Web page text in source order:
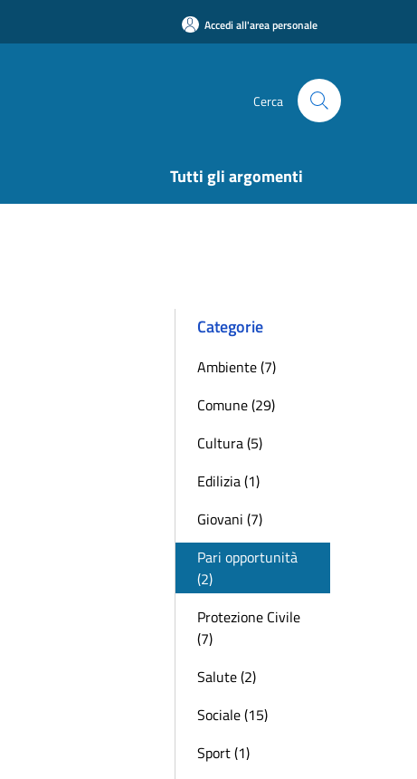
Accedi all'area personale
Cerca
Tutti gli argomenti
Categorie
Ambiente (7)
Comune (29)
Cultura (5)
Edilizia (1)
Giovani (7)
Pari opportunità
(2)
Protezione Civile
(7)
Salute (2)
Sociale (15)
Sport (1)